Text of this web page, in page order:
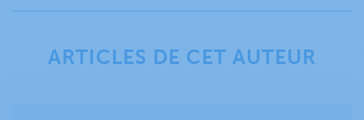
ARTICLES DE CET AUTEUR